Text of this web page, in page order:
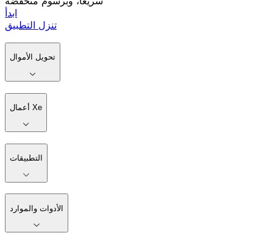
ابدأ
تنزل التطبيق
تحويل الأموال
أعمال Xe
التطبيقات
الأدوات والموارد